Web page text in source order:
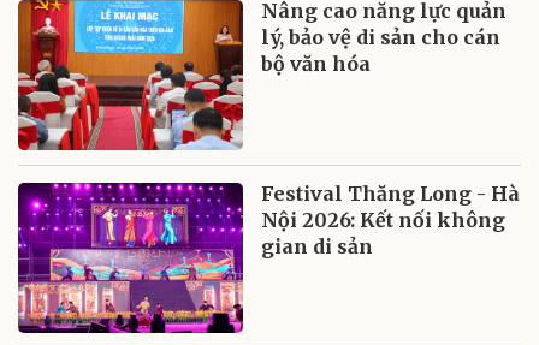
Nâng cao năng lực quản
lý, bảo vệ di sản cho cán
bộ văn hóa
Festival Thăng Long - Hà
Nội 2026: Kết nối không
gian di sản